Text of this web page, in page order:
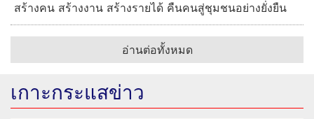
สร้างคน สร้างงาน สร้างรายได้ คืนคนสู่ชุมชนอย่างยั่งยืน
อ่านต่อทั้งหมด
เกาะกระแสข่าว